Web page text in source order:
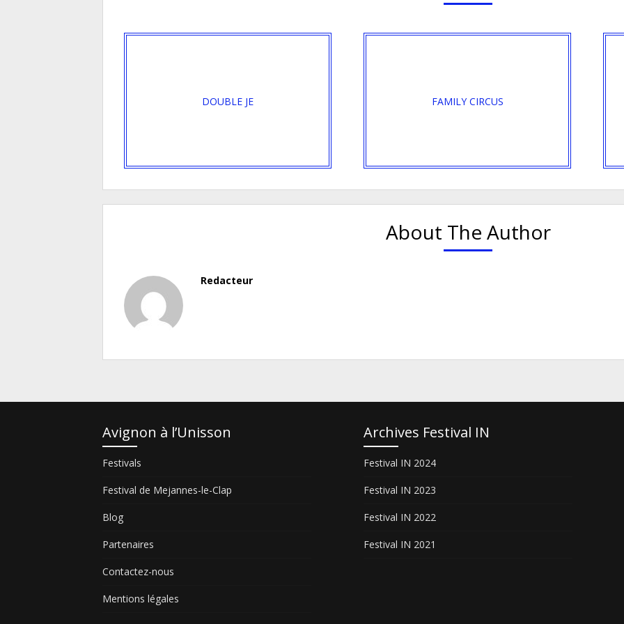
DOUBLE JE FAMILY CIRCUS
About The Author
Redacteur
Avignon à l’Unisson
Festivals
Festival de Mejannes-le-Clap
Blog
Partenaires
Contactez-nous
Mentions légales
Archives Festival IN
Festival IN 2024
Festival IN 2023
Festival IN 2022
Festival IN 2021